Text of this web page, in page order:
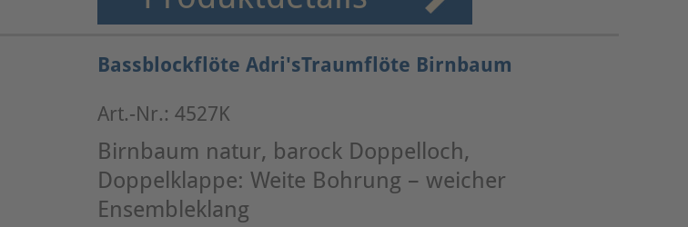
Bassblockflöte Adri'sTraumflöte Birnbaum
Art.-Nr.: 4527K
Birnbaum natur, barock Doppelloch,
Doppelklappe: Weite Bohrung – weicher
Ensembleklang